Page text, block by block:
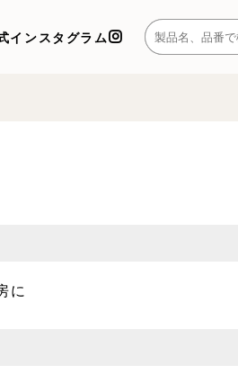
インスタグラム
に